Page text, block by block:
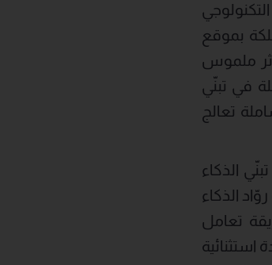
بموقع
أثر ملموس
في تبنّي
تعالج
الذكاء
فئة روّاد الذكاء
في طريقة تعامل